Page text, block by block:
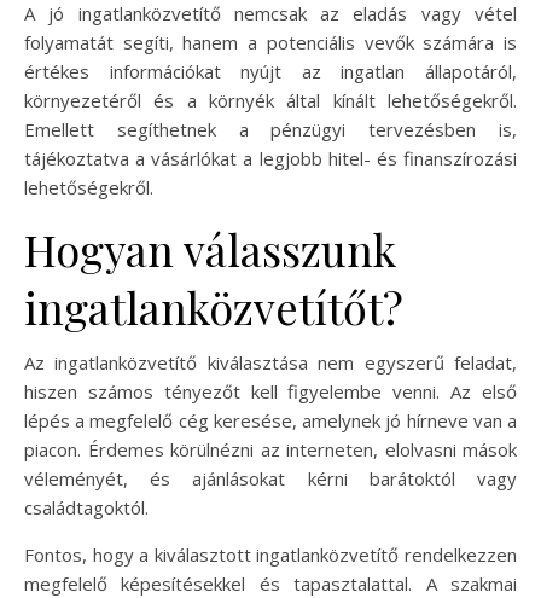
A jó ingatlanközvetítő nemcsak az eladás vagy vétel
folyamatát segíti, hanem a potenciális vevők számára is
értékes információkat nyújt az ingatlan állapotáról,
környezetéről és a környék által kínált lehetőségekről.
Emellett segíthetnek a pénzügyi tervezésben is,
tájékoztatva a vásárlókat a legjobb hitel- és finanszírozási
lehetőségekről.
Hogyan válasszunk
ingatlanközvetítőt?
Az ingatlanközvetítő kiválasztása nem egyszerű feladat,
hiszen számos tényezőt kell figyelembe venni. Az első
lépés a megfelelő cég keresése, amelynek jó hírneve van a
piacon. Érdemes körülnézni az interneten, elolvasni mások
véleményét, és ajánlásokat kérni barátoktól vagy
családtagoktól.
Fontos, hogy a kiválasztott ingatlanközvetítő rendelkezzen
megfelelő képesítésekkel és tapasztalattal. A szakmai